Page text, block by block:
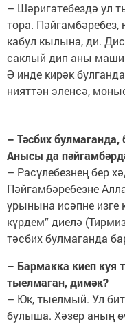
– Шәригатебездә ул
тора. Пәйгамбәребез,
кабул кылына, ди.
саклый дип аны
Ә инде кирәк
нияттән эленсә,
– Тәсбих
Анысы да
– Расүлебезнең бер
Пәйгамбәребезне
урынына исәпне изге
күрдем” диелә
тәсбих булмаганда
– Бармакка киеп куя
тыелмаган, димәк?
– Юк, тыелмый. Ул
булыша. Хәзер аның